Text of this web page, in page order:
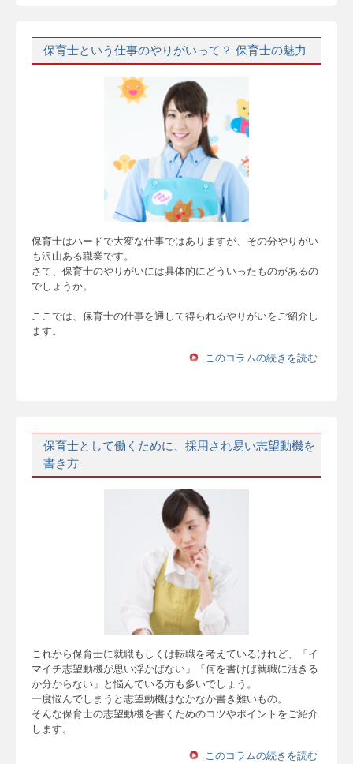
保育士という仕事のやりがいって？ 保育士の魅力
保育士はハードで大変な仕事ではありますが、その分やりがい
も沢山ある職業です。
さて、保育士のやりがいには具体的にどういったものがあるの
でしょうか。
ここでは、保育士の仕事を通して得られるやりがいをご紹介し
ます。
このコラムの続きを読む
保育士として働くために、採用され易い志望動機を
書き方
これから保育士に就職もしくは転職を考えているけれど、「イ
マイチ志望動機が思い浮かばない」「何を書けば就職に活きる
か分からない」と悩んでいる方も多いでしょう。
一度悩んでしまうと志望動機はなかなか書き難いもの。
そんな保育士の志望動機を書くためのコツやポイントをご紹介
します。
このコラムの続きを読む